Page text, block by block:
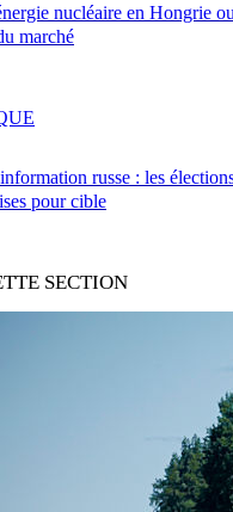
nucléaire en Hongrie
marché
russe : les
pour cible
SECTION